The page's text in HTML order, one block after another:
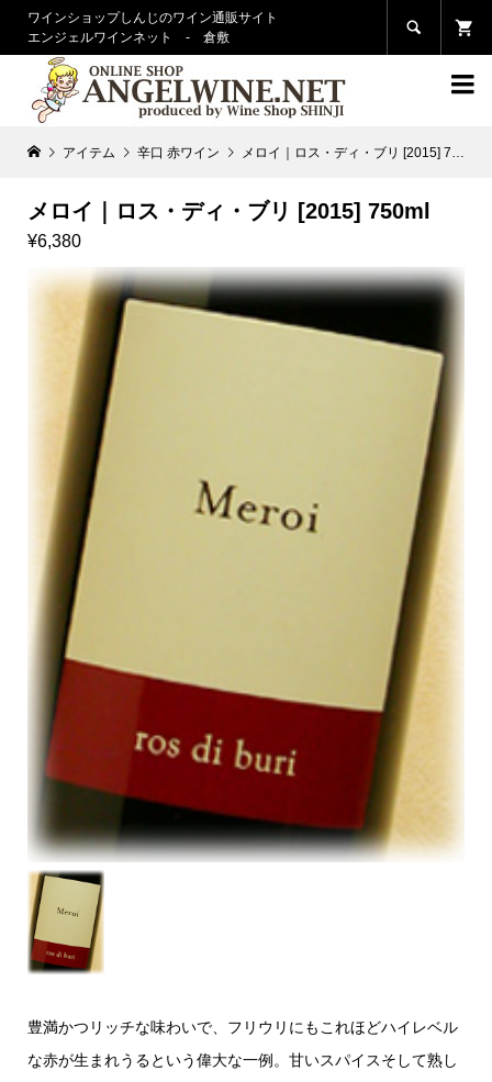
ワインショップしんじのワイン通販サイト
エンジェルワインネット - 倉敷


アイテム 辛口 赤ワイン メロイ｜ロス・ディ・ブリ [2015] 750ml
メロイ｜ロス・ディ・ブリ [2015] 750ml
¥6,380
豊満かつリッチな味わいで、フリウリにもこれほどハイレベル
な赤が生まれうるという偉大な一例。甘いスパイスそして熟し